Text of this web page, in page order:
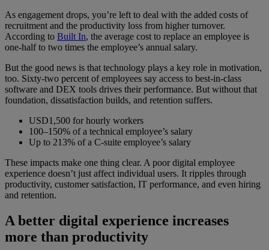
As engagement drops, you’re left to deal with the added costs of
recruitment and the productivity loss from higher turnover.
According to Built In, the average cost to replace an employee is
one-half to two times the employee’s annual salary.
But the good news is that technology plays a key role in motivation,
too. Sixty-two percent of employees say access to best-in-class
software and DEX tools drives their performance. But without that
foundation, dissatisfaction builds, and retention suffers.
USD1,500 for hourly workers
100–150% of a technical employee’s salary
Up to 213% of a C-suite employee’s salary
These impacts make one thing clear. A poor digital employee
experience doesn’t just affect individual users. It ripples through
productivity, customer satisfaction, IT performance, and even hiring
and retention.
A better digital experience increases
more than productivity